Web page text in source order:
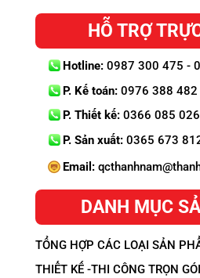
HỖ TRỢ
Hotline:0987 300 475 -
P. Kế toán:0976 388 482
P. Thiết kế:0366 085 026
P. Sản xuất:0365 673
Email:
DANH MỤC
TỔNG HỢP CÁC LOẠI SẢN
THIẾT KẾ -THI CÔNG TRỌN GÓI